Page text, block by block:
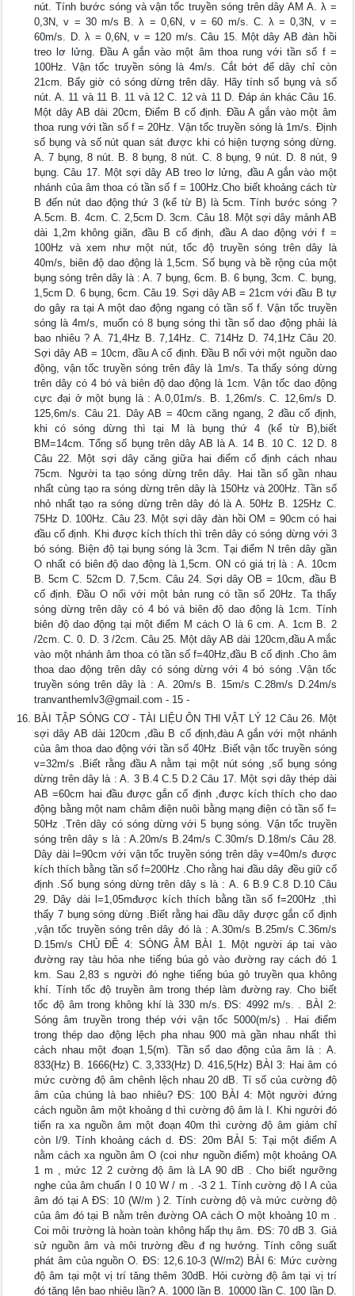
nút. Tính bước sóng và vận tốc truyền sóng trên dây AM A. λ =
0,3N, v = 30 m/s B. λ = 0,6N, v = 60 m/s. C. λ = 0,3N, v =
60m/s. D. λ = 0,6N, v = 120 m/s. Câu 15. Một dây AB đàn hồi
treo lơ lửng. Đầu A gắn vào một âm thoa rung với tần số f =
100Hz. Vận tốc truyền sóng là 4m/s. Cắt bớt để dây chỉ còn
21cm. Bấy giờ có sóng dừng trên dây. Hãy tính số bụng và số
nút. A. 11 và 11 B. 11 và 12 C. 12 và 11 D. Đáp án khác Câu 16.
Một dây AB dài 20cm, Điểm B cố định. Đầu A gắn vào một âm
thoa rung với tần số f = 20Hz. Vận tốc truyền sóng là 1m/s. Định
số bụng và số nút quan sát được khi có hiện tượng sóng dừng.
A. 7 bụng, 8 nút. B. 8 bụng, 8 nút. C. 8 bụng, 9 nút. D. 8 nút, 9
bụng. Câu 17. Một sợi dây AB treo lơ lửng, đầu A gắn vào một
nhánh của âm thoa có tần số f = 100Hz.Cho biết khoảng cách từ
B đến nút dao động thứ 3 (kể từ B) là 5cm. Tính bước sóng ?
A.5cm. B. 4cm. C. 2,5cm D. 3cm. Câu 18. Một sợi dây mảnh AB
dài 1,2m không giãn, đầu B cố định, đầu A dao động với f =
100Hz và xem như một nút, tốc độ truyền sóng trên dây là
40m/s, biên độ dao động là 1,5cm. Số bụng và bề rộng của một
bụng sóng trên dây là : A. 7 bụng, 6cm. B. 6 bụng, 3cm. C. bụng,
1,5cm D. 6 bụng, 6cm. Câu 19. Sợi dây AB = 21cm với đầu B tự
do gây ra tại A một dao động ngang có tần số f. Vận tốc truyền
sóng là 4m/s, muốn có 8 bụng sóng thì tần số dao động phải là
bao nhiêu ? A. 71,4Hz B. 7,14Hz. C. 714Hz D. 74,1Hz Câu 20.
Sợi dây AB = 10cm, đầu A cố định. Đầu B nối với một nguồn dao
động, vận tốc truyền sóng trên đây là 1m/s. Ta thấy sóng dừng
trên dây có 4 bó và biên độ dao động là 1cm. Vận tốc dao động
cực đại ở một bụng là : A.0,01m/s. B. 1,26m/s. C. 12,6m/s D.
125,6m/s. Câu 21. Dây AB = 40cm căng ngang, 2 đầu cố định,
khi có sóng dừng thì tại M là bụng thứ 4 (kể từ B),biết
BM=14cm. Tổng số bụng trên dây AB là A. 14 B. 10 C. 12 D. 8
Câu 22. Một sợi dây căng giữa hai điểm cố định cách nhau
75cm. Người ta tạo sóng dừng trên dây. Hai tần số gần nhau
nhất cùng tạo ra sóng dừng trên dây là 150Hz và 200Hz. Tần số
nhỏ nhất tạo ra sóng dừng trên dây đó là A. 50Hz B. 125Hz C.
75Hz D. 100Hz. Câu 23. Một sợi dây đàn hồi OM = 90cm có hai
đầu cố định. Khi được kích thích thì trên dây có sóng dừng với 3
bó sóng. Biện độ tại bụng sóng là 3cm. Tại điểm N trên dây gần
O nhất có biên độ dao động là 1,5cm. ON có giá trị là : A. 10cm
B. 5cm C. 52cm D. 7,5cm. Câu 24. Sợi dây OB = 10cm, đầu B
cố định. Đầu O nối với một bản rung có tần số 20Hz. Ta thấy
sóng dừng trên dây có 4 bó và biên độ dao động là 1cm. Tính
biên độ dao động tại một điểm M cách O là 6 cm. A. 1cm B. 2
/2cm. C. 0. D. 3 /2cm. Câu 25. Một dây AB dài 120cm,đầu A mắc
vào một nhánh âm thoa có tần số f=40Hz,đầu B cố định .Cho âm
thoa dao động trên dây có sóng dừng với 4 bó sóng .Vận tốc
truyền sóng trên dây là : A. 20m/s B. 15m/s C.28m/s D.24m/s
tranvanthemlv3@gmail.com - 15 -
BÀI TẬP SÓNG CƠ - TÀI LIỆU ÔN THI VẬT LÝ 12 Câu 26. Một
sợi dây AB dài 120cm ,đầu B cố định,đàu A gắn với một nhánh
của âm thoa dao động với tần số 40Hz .Biết vận tốc truyền sóng
v=32m/s .Biết rằng đầu A nằm tại một nút sóng ,số bụng sóng
dừng trên dây là : A. 3 B.4 C.5 D.2 Câu 17. Một sợi dây thép dài
AB =60cm hai đầu được gắn cố định ,được kích thích cho dao
động bằng một nam châm điện nuôi bằng mạng điện có tần số f=
50Hz .Trên dây có sóng dừng với 5 bụng sóng. Vận tốc truyền
sóng trên dây s là : A.20m/s B.24m/s C.30m/s D.18m/s Câu 28.
Dây dài l=90cm với vận tốc truyền sóng trên dây v=40m/s được
kích thích bằng tần số f=200Hz .Cho rằng hai đầu dây đều giữ cố
định .Số bụng sóng dừng trên dây s là : A. 6 B.9 C.8 D.10 Câu
29. Dây dài l=1,05mđược kích thích bằng tần số f=200Hz ,thì
thấy 7 bụng sóng dừng .Biết rằng hai đầu dây được gắn cố định
,vận tốc truyền sóng trên dây đó là : A.30m/s B.25m/s C.36m/s
D.15m/s CHỦ ĐỀ 4: SÓNG ÂM BÀI 1. Một người áp tai vào
đường ray tàu hỏa nhe tiếng búa gỏ vào đường ray cách đó 1
km. Sau 2,83 s người đó nghe tiếng búa gỏ truyền qua không
khí. Tính tốc độ truyền âm trong thép làm đường ray. Cho biết
tốc độ âm trong không khí là 330 m/s. ĐS: 4992 m/s. . BÀI 2:
Sóng âm truyền trong thép với vận tốc 5000(m/s) . Hai điểm
trong thép dao động lệch pha nhau 900 mà gần nhau nhất thì
cách nhau một đoạn 1,5(m). Tần số dao động của âm là : A.
833(Hz) B. 1666(Hz) C. 3,333(Hz) D. 416,5(Hz) BÀI 3: Hai âm có
mức cường độ âm chênh lệch nhau 20 dB. Tỉ số của cường độ
âm của chúng là bao nhiêu? ĐS: 100 BÀI 4: Một người đứng
cách nguồn âm một khoảng d thì cường độ âm là I. Khi người đó
tiến ra xa nguồn âm một đoạn 40m thì cường độ âm giảm chỉ
còn I/9. Tính khoảng cách d. ĐS: 20m BÀI 5: Tại một điểm A
nằm cách xa nguồn âm O (coi như nguồn điểm) một khoảng OA
1 m , mức 12 2 cường độ âm là LA 90 dB . Cho biết ngưỡng
nghe của âm chuẩn I 0 10 W / m . -3 2 1. Tính cường độ I A của
âm đó tại A ĐS: 10 (W/m ) 2. Tính cường độ và mức cường độ
của âm đó tại B nằm trên đường OA cách O một khoảng 10 m .
Coi môi trường là hoàn toàn không hấp thụ âm. ĐS: 70 dB 3. Giả
sử nguồn âm và môi trường đều đ ng hướng. Tính công suất
phát âm của nguồn O. ĐS: 12,6.10-3 (W/m2) BÀI 6: Mức cường
độ âm tại một vị trí tăng thêm 30dB. Hỏi cường độ âm tại vị trí
đó tăng lên bao nhiêu lần? A. 1000 lần B. 10000 lần C. 100 lần D.